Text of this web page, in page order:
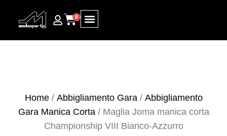
0
Home/ Abbigliamento Gara/ Abbigliamento
Gara Manica Corta/ Maglia Joma manica corta
Championship VIII Bianco-Azzurro